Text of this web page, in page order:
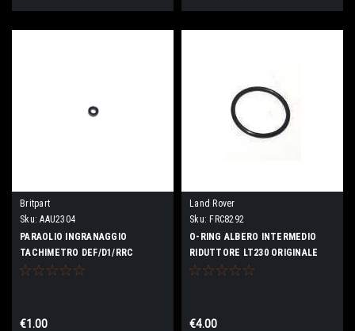
Britpart
Sku: AAU2304
PARAOLIO INGRANAGGIO
TACHIMETRO DEF/D1/RRC
€1.00
Land Rover
Sku: FRC8292
O-RING ALBERO INTERMEDIO
RIDUTTORE LT230 ORIGINALE
€4.00